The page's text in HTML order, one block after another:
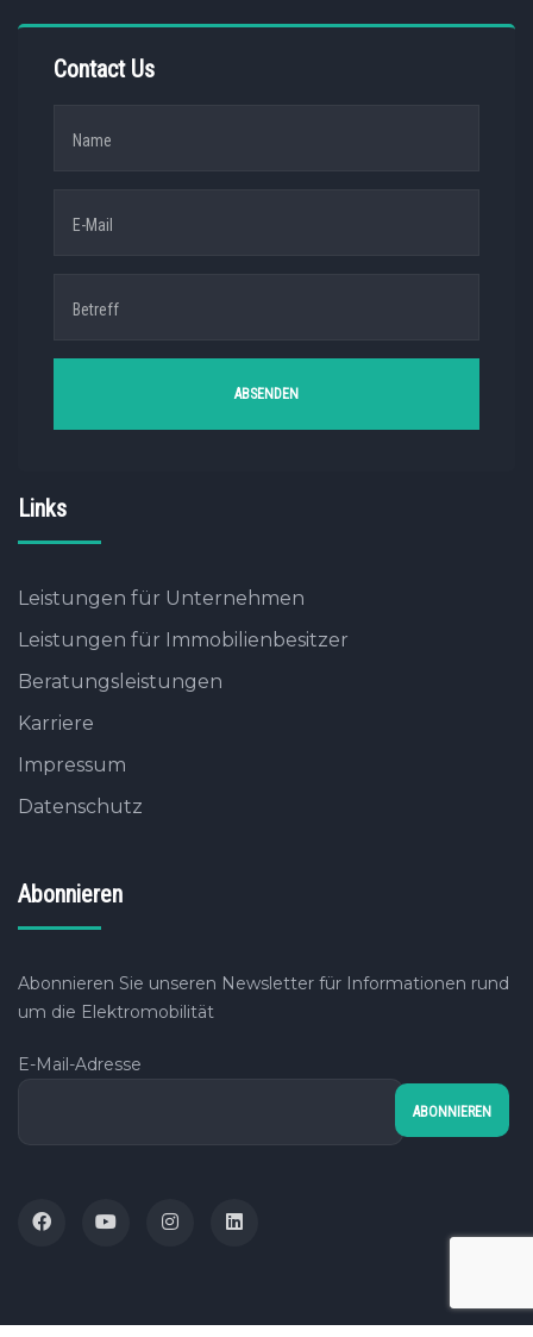
Contact Us
Links
Leistungen für Unternehmen
Leistungen für Immobilienbesitzer
Beratungsleistungen
Karriere
Impressum
Datenschutz
Abonnieren
Abonnieren Sie unseren Newsletter für Informationen rund
um die Elektromobilität
E-Mail-Adresse